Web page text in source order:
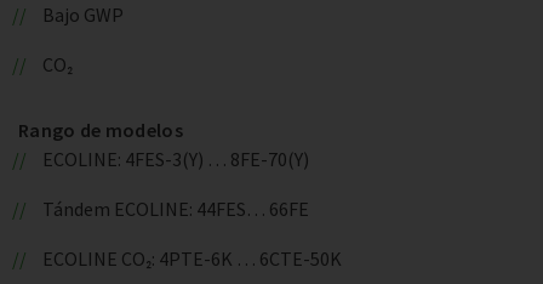
Bajo GWP
CO₂
Rango de modelos
ECOLINE: 4FES-3(Y) … 8FE-70(Y)
Tándem ECOLINE: 44FES… 66FE
ECOLINE CO₂: 4PTE-6K … 6CTE-50K